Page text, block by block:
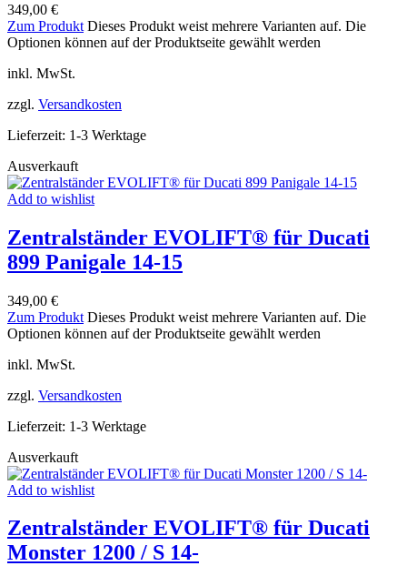
349,00 €
Zum Produkt Dieses Produkt weist mehrere Varianten auf. Die
Optionen können auf der Produktseite gewählt werden
inkl. MwSt.
zzgl. Versandkosten
Lieferzeit: 1-3 Werktage
Ausverkauft
Add to wishlist
Zentralständer EVOLIFT® für Ducati
899 Panigale 14-15
349,00 €
Zum Produkt Dieses Produkt weist mehrere Varianten auf. Die
Optionen können auf der Produktseite gewählt werden
inkl. MwSt.
zzgl. Versandkosten
Lieferzeit: 1-3 Werktage
Ausverkauft
Add to wishlist
Zentralständer EVOLIFT® für Ducati
Monster 1200 / S 14-